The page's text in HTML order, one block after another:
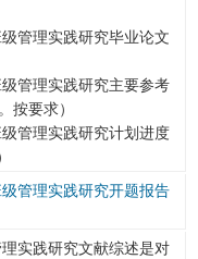
管理实践研究毕业论文
管理实践研究主要参考
按要求）
管理实践研究计划进度
管理实践研究开题报告
实践研究文献综述是对